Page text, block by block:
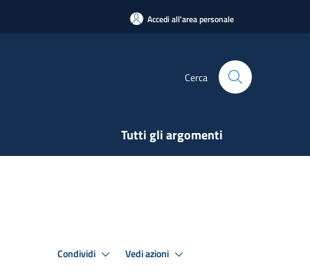
Accedi all'area personale
Cerca
Tutti gli argomenti
Condividi Vedi azioni